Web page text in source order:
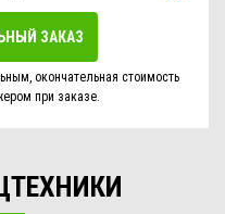
ЗАКАЗ
окончательная стоимость
при заказе.